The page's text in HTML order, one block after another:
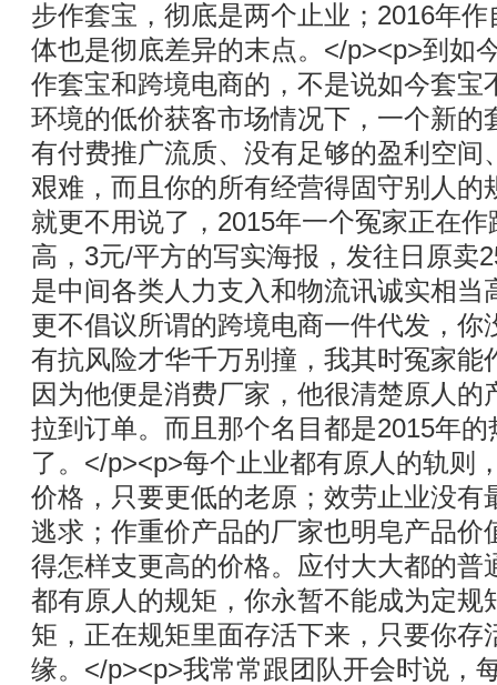
步作套宝，彻底是两个止业；2016年
体也是彻底差异的末点。</p><p>到如
作套宝和跨境电商的，不是说如今套宝
环境的低价获客市场情况下，一个新的
有付费推广流质、没有足够的盈利空间
艰难，而且你的所有经营得固守别人的
就更不用说了，2015年一个冤家正在
高，3元/平方的写实海报，发往日原卖
是中间各类人力支入和物流讯诚实相当
更不倡议所谓的跨境电商一件代发，你
有抗风险才华千万别撞，我其时冤家能
因为他便是消费厂家，他很清楚原人的
拉到订单。而且那个名目都是2015年
了。</p><p>每个止业都有原人的轨则
价格，只要更低的老原；效劳止业没有
逃求；作重价产品的厂家也明皂产品价
得怎样支更高的价格。应付大大都的普
都有原人的规矩，你永暂不能成为定规
矩，正在规矩里面存活下来，只要你存
缘。</p><p>我常常跟团队开会时说，